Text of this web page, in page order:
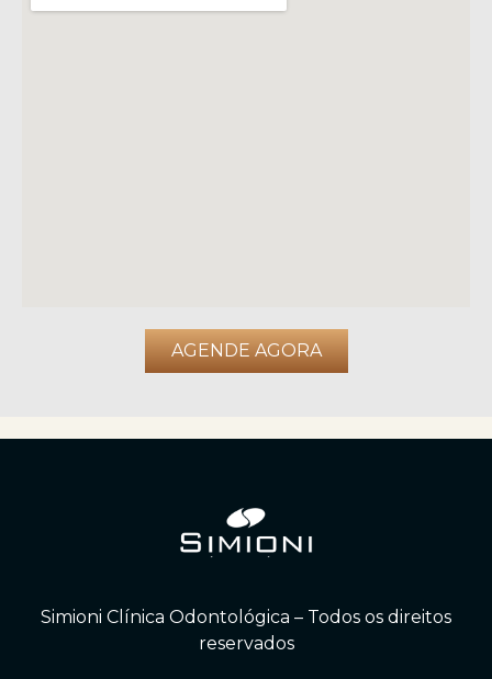
AGENDE AGORA
Simioni Clínica Odontológica – Todos os direitos
reservados